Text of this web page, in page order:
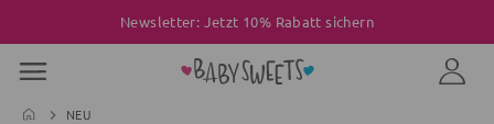
Newsletter: Jetzt 10% Rabatt sichern
NEU